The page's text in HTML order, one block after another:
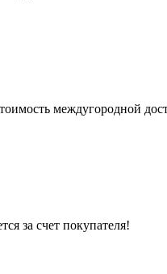
междугородной
за счет покупателя!